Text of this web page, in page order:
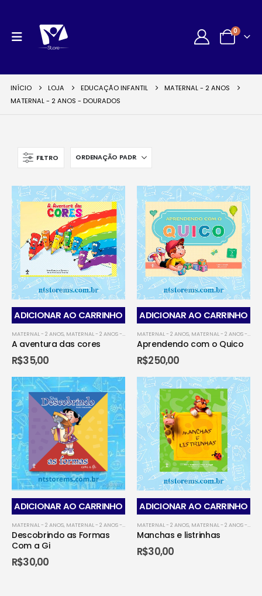
0
INÍCIO LOJA EDUCAÇÃO INFANTIL
MATERNAL - 2 ANOS
MATERNAL - 2 ANOS - DOURADOS
FILTRO
ADICIONAR AO CARRINHO
MATERNAL - 2 ANOS, MATERNAL - 2 ANOS - CAMPO GRANDENSE ,MATERNAL - 2 ANOS -
A aventura das cores
R$35,00
ADICIONAR AO CARRINHO
MATERNAL - 2 ANOS, MATERNAL - 2 ANOS - CAMPO GRANDENSE
Aprendendo com o Quico
R$250,00
ADICIONAR AO CARRINHO
MATERNAL - 2 ANOS, MATERNAL - 2 ANOS - CAMPO GRANDENSE ,MATERNAL - 2 ANOS -
Descobrindo as Formas
Com a Gi
R$30,00
ADICIONAR AO CARRINHO
MATERNAL - 2 ANOS, MATERNAL - 2 ANOS - CAMPO GRANDENSE
Manchas e listrinhas
R$30,00